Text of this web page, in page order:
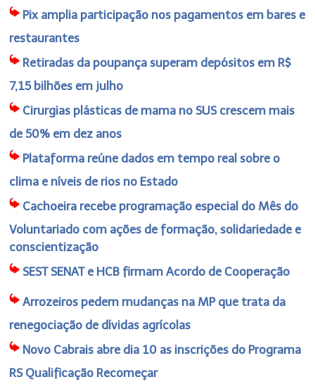
Pix amplia participação nos pagamentos em bares e
restaurantes
Retiradas da poupança superam depósitos em R$
7,15 bilhões em julho
Cirurgias plásticas de mama no SUS crescem mais
de 50% em dez anos
Plataforma reúne dados em tempo real sobre o
clima e níveis de rios no Estado
Cachoeira recebe programação especial do Mês do
Voluntariado com ações de formação, solidariedade e
conscientização
SEST SENAT e HCB firmam Acordo de Cooperação
Arrozeiros pedem mudanças na MP que trata da
renegociação de dívidas agrícolas
Novo Cabrais abre dia 10 as inscrições do Programa
RS Qualificação Recomeçar